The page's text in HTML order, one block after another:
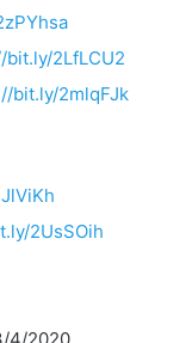
bit.ly/2LfLCU2
bit.ly/2mlqFJk
2UsSOih